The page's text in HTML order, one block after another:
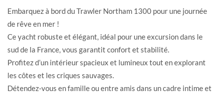
Embarquez à bord du Trawler Northam 1300 pour une journée
de rêve en mer !
Ce yacht robuste et élégant, idéal pour une excursion dans le
sud de la France, vous garantit confort et stabilité.
Profitez d’un intérieur spacieux et lumineux tout en explorant
les côtes et les criques sauvages.
Détendez-vous en famille ou entre amis dans un cadre intime et